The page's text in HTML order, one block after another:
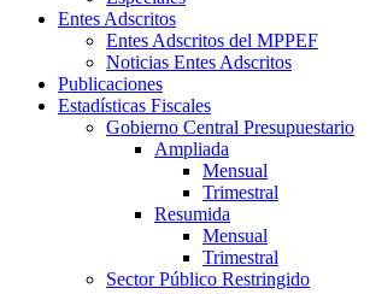
Entes Adscritos
Entes Adscritos del MPPEF
Noticias Entes Adscritos
Publicaciones
Estadísticas Fiscales
Gobierno Central Presupuestario
Ampliada
Mensual
Trimestral
Resumida
Mensual
Trimestral
Sector Público Restringido